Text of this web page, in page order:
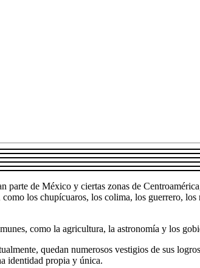
parte de México y ciertas zonas de
los chupícuaros, los colima, los guerrero,
como la agricultura, la astronomía y los
quedan numerosos vestigios de sus
identidad propia y única.